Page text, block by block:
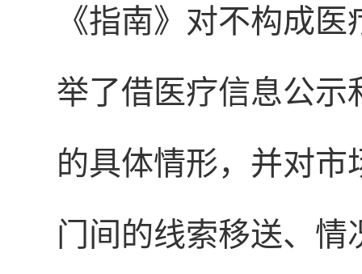
《指南》对不构成
举了借医疗信息公示
的具体情形，并对
门间的线索移送、